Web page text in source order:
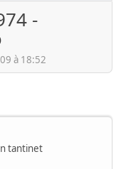
-
à 18:52
tantinet